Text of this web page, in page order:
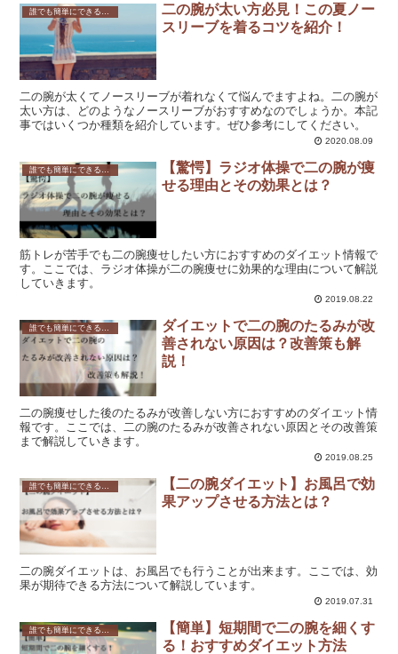
二の腕が太い方必見！この夏ノー
スリーブを着るコツを紹介！
二の腕が太くてノースリーブが着れなくて悩んでますよね。二の腕が
太い方は、どのようなノースリーブがおすすめなのでしょうか。本記
事ではいくつか種類を紹介しています。ぜひ参考にしてください。
2020.08.09
【驚愕】ラジオ体操で二の腕が痩
せる理由とその効果とは？
筋トレが苦手でも二の腕痩せしたい方におすすめのダイエット情報で
す。ここでは、ラジオ体操が二の腕痩せに効果的な理由について解説
していきます。
2019.08.22
ダイエットで二の腕のたるみが改
善されない原因は？改善策も解
説！
二の腕痩せした後のたるみが改善しない方におすすめのダイエット情
報です。ここでは、二の腕のたるみが改善されない原因とその改善策
まで解説していきます。
2019.08.25
【二の腕ダイエット】お風呂で効
果アップさせる方法とは？
二の腕ダイエットは、お風呂でも行うことが出来ます。ここでは、効
果が期待できる方法について解説しています。
2019.07.31
【簡単】短期間で二の腕を細くす
る！おすすめダイエット方法